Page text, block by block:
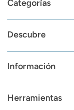
Categorías
Descubre
Información
Herramientas